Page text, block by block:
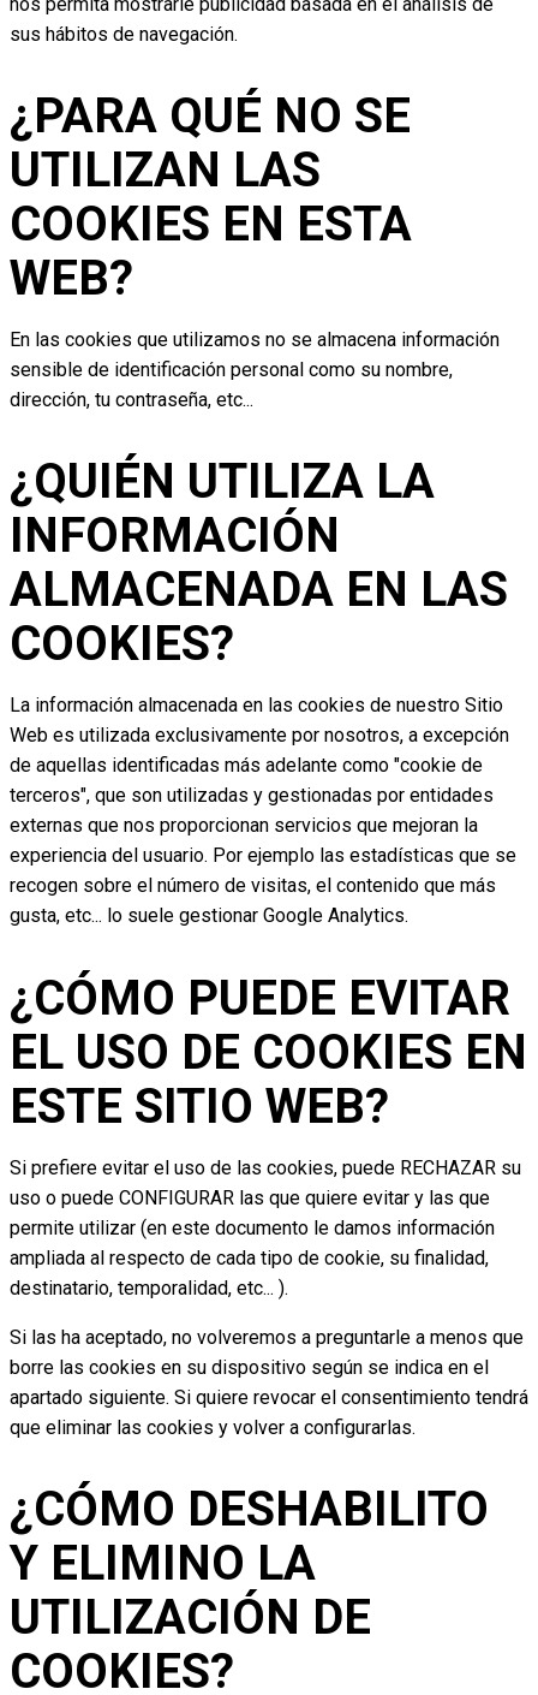
sus hábitos de navegación.
¿PARA QUÉ NO SE
UTILIZAN LAS
COOKIES EN ESTA
WEB?
En las cookies que utilizamos no se almacena información
sensible de identificación personal como su nombre,
dirección, tu contraseña, etc...
¿QUIÉN UTILIZA LA
INFORMACIÓN
ALMACENADA EN LAS
COOKIES?
La información almacenada en las cookies de nuestro Sitio
Web es utilizada exclusivamente por nosotros, a excepción
de aquellas identificadas más adelante como "cookie de
terceros", que son utilizadas y gestionadas por entidades
externas que nos proporcionan servicios que mejoran la
experiencia del usuario. Por ejemplo las estadísticas que se
recogen sobre el número de visitas, el contenido que más
gusta, etc... lo suele gestionar Google Analytics.
¿CÓMO PUEDE EVITAR
EL USO DE COOKIES EN
ESTE SITIO WEB?
Si prefiere evitar el uso de las cookies, puede RECHAZAR su
uso o puede CONFIGURAR las que quiere evitar y las que
permite utilizar (en este documento le damos información
ampliada al respecto de cada tipo de cookie, su finalidad,
destinatario, temporalidad, etc... ).
Si las ha aceptado, no volveremos a preguntarle a menos que
borre las cookies en su dispositivo según se indica en el
apartado siguiente. Si quiere revocar el consentimiento tendrá
que eliminar las cookies y volver a configurarlas.
¿CÓMO DESHABILITO
Y ELIMINO LA
UTILIZACIÓN DE
COOKIES?